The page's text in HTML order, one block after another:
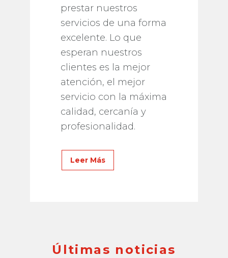
prestar nuestros
servicios de una forma
excelente. Lo que
esperan nuestros
clientes es la mejor
atención, el mejor
servicio con la máxima
calidad, cercanía y
profesionalidad.
Leer Más
Últimas noticias